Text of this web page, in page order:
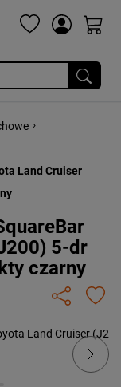
›
Land Cruiser
5-dr
czarny
Next